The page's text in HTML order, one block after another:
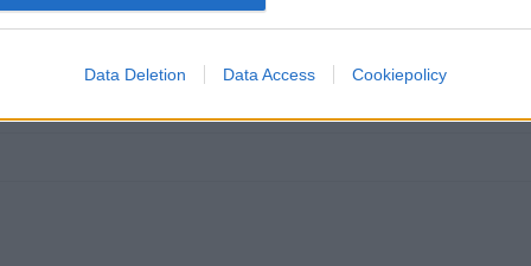
Data Deletion Data Access Cookiepolicy
i en hel outfit! 🙂